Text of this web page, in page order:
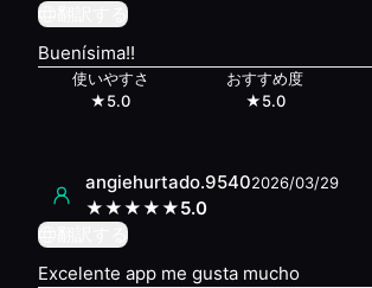
翻訳する
Buenísima!!
使いやすさ
★5.0
おすすめ度
★5.0
angiehurtado.95402026/03/29
★★★★★5.0
翻訳する
Excelente app me gusta mucho